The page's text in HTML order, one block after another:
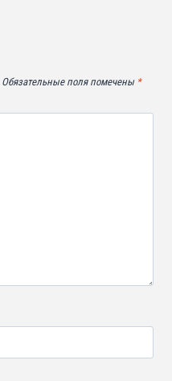
Обязательные поля помечены *